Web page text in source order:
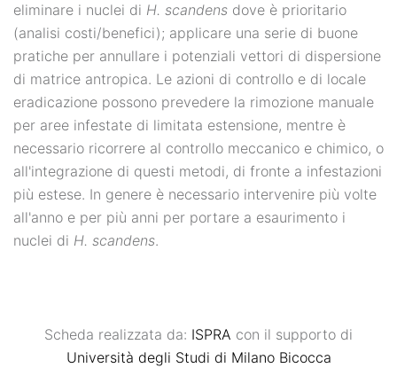
eliminare i nuclei di H. scandens dove è prioritario
(analisi costi/benefici); applicare una serie di buone
pratiche per annullare i potenziali vettori di dispersione
di matrice antropica. Le azioni di controllo e di locale
eradicazione possono prevedere la rimozione manuale
per aree infestate di limitata estensione, mentre è
necessario ricorrere al controllo meccanico e chimico, o
all'integrazione di questi metodi, di fronte a infestazioni
più estese. In genere è necessario intervenire più volte
all'anno e per più anni per portare a esaurimento i
nuclei di H. scandens.
Scheda realizzata da: ISPRA con il supporto di
Università degli Studi di Milano Bicocca